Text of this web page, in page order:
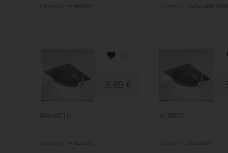
Wirtschaft Abitur und
3,89 €
BWLB01N
Wirtschaft
KLRE01
Wirtschaft